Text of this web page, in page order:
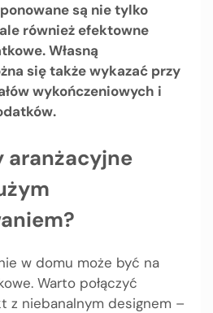
są nie tylko
również efektowne
Własną
się także wykazać przy
wykończeniowych i
aranżacyjne
w domu może być na
Warto połączyć
z niebanalnym designem –